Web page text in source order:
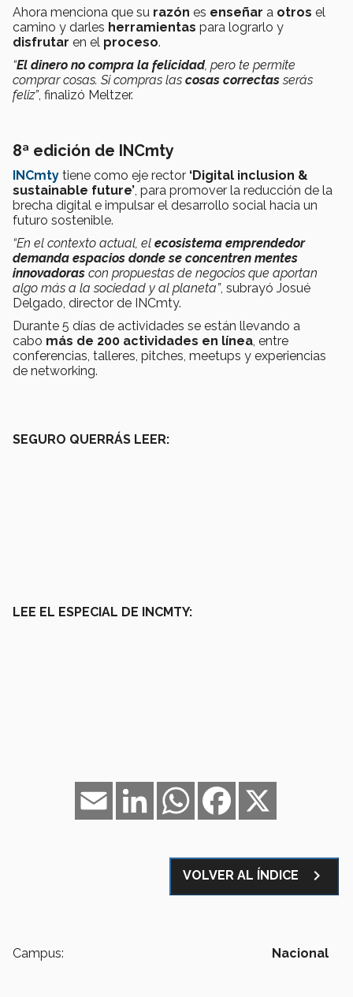
Ahora menciona que su razón es enseñar a otros el
camino y darles herramientas para lograrlo y
disfrutar en el proceso.
“El dinero no compra la felicidad, pero te permite
comprar cosas. Si compras las cosas correctasserás
feliz”, finalizó Meltzer.
8ª edición de INCmty
INCmty tiene como eje rector ‘Digital inclusion &
sustainable future’, para promover la reducción de la
brecha digital e impulsar el desarrollo social hacia un
futuro sostenible.
“En el contexto actual, el ecosistema emprendedor
demanda espacios donde se concentren mentes
innovadoras con propuestas de negocios que aportan
algo más a la sociedad y al planeta”, subrayó Josué
Delgado, director de INCmty.
Durante 5 días de actividades se están llevando a
cabo más de 200 actividades en línea, entre
conferencias, talleres, pitches, meetups y experiencias
de networking.
SEGURO QUERRÁS LEER:
LEE EL ESPECIAL DE INCMTY:
Facebook
WhatsApp
LinkedIn
Email
VOLVER AL ÍNDICE navigate_next
Campus: Nacional